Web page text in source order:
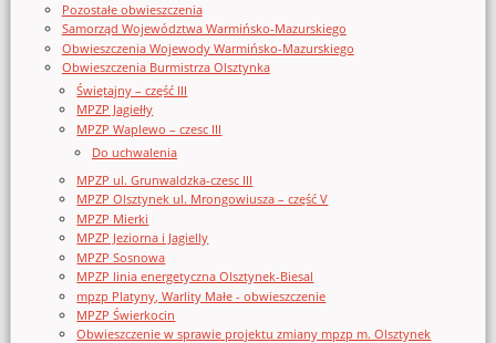
Pozostałe obwieszczenia
Samorząd Województwa Warmińsko-Mazurskiego
Obwieszczenia Wojewody Warmińsko-Mazurskiego
Obwieszczenia Burmistrza Olsztynka
Świętajny – część III
MPZP Jagiełły
MPZP Waplewo – czesc III
Do uchwalenia
MPZP ul. Grunwaldzka-czesc III
MPZP Olsztynek ul. Mrongowiusza – część V
MPZP Mierki
MPZP Jeziorna i Jagielly
MPZP Sosnowa
MPZP linia energetyczna Olsztynek-Biesal
mpzp Platyny, Warlity Małe - obwieszczenie
MPZP Świerkocin
Obwieszczenie w sprawie projektu zmiany mpzp m. Olsztynek